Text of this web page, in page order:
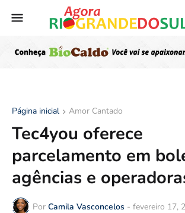
Página inicial Amor Cantado
Tec4you oferece
parcelamento em
agências e
Por Camila Vasconcelos - fevereiro 17,